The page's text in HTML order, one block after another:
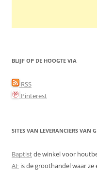
BLIJF OP DE HOOGTE VIA
RSS
Pinterest
SITES VAN LEVERANCIERS VAN
Baptistde winkel voor
AF is de groothandel waar